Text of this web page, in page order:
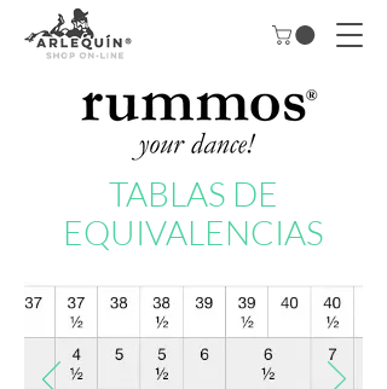
TABLAS DE
EQUIVALENCIAS